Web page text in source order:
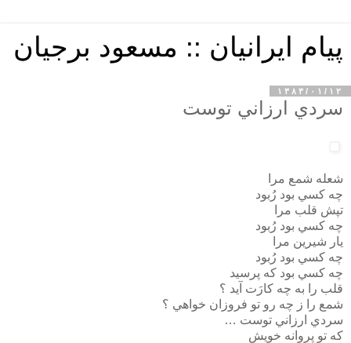
پیام ایرانیان :: مسعود برجیان
۱۳۸۳/۰۱/۱۲
سردي ارزاني توست
شعله شمع مرا
چه كسي بود رُبود
تپش قلب مرا
چه كسي بود رُبود
يار شيرين مرا
چه كسي بود رُبود
چه كسي بود كه پرسيد
قلب را به چه كارَت آيد ؟
شمع را ز چه رو تو فروزان خواهي ؟
سردي ارزاني توست …
كه تو پروانه خويش